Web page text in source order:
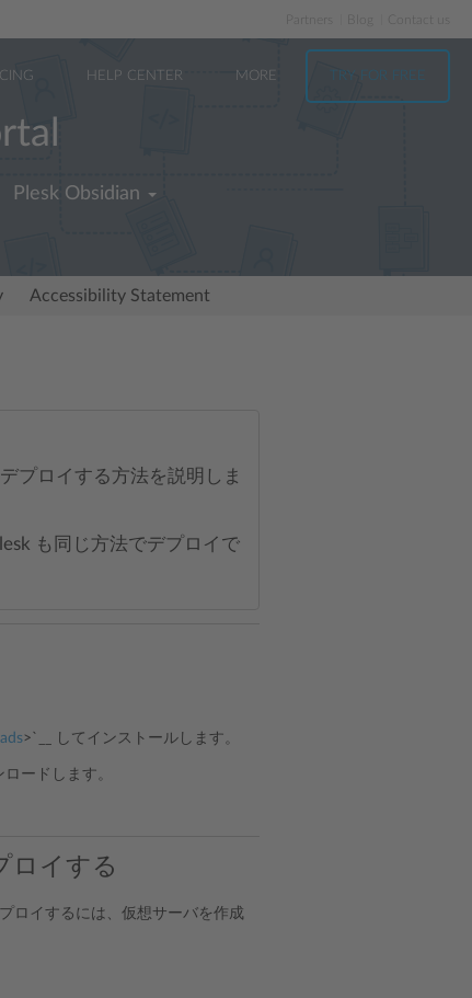
Partners
HELP CENTER MORE TRY FOR FREE
Plesk Obsidian
Accessibility Statement
プロイする方法を説明しま
も同じ方法でデプロイで
>`__ してインストールします。
ードします。
ロイする
ロイするには、仮想サーバを作成